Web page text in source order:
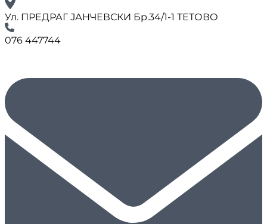
Ул. ПРЕДРАГ ЈАНЧЕВСКИ Бр.34/1-1 ТЕТОВО
076 447744